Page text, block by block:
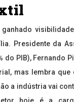
Presidente da
do PIB), Fernando
mas lembra
a indústria vai